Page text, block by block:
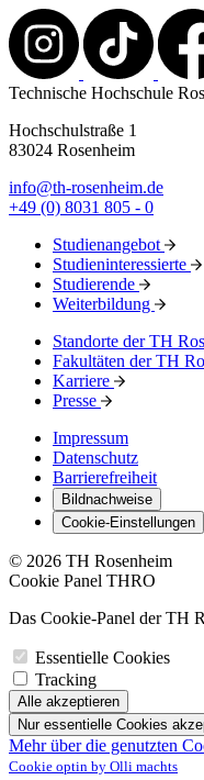
Technische Hochschule
Hochschulstraße 1
83024 Rosenheim
info@th-rosenheim.de
+49 (0) 8031 805 - 0
Studienangebot
Studieninteressierte
Studierende
Weiterbildung
Standorte der TH
Fakultäten der TH
Karriere
Presse
Impressum
Datenschutz
Barrierefreiheit
Bildnachweise
Cookie-Einstellungen
© 2026 TH Rosenheim
Cookie Panel THRO
Das Cookie-Panel der TH
Essentielle Cookies
Tracking
Alle akzeptieren
Nur essentielle Cookies
Mehr über die genutzten
Cookie optin by Olli machts